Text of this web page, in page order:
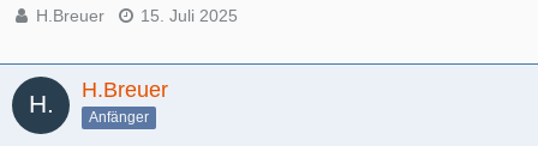
H.Breuer 15. Juli 2025
H.Breuer
Anfänger